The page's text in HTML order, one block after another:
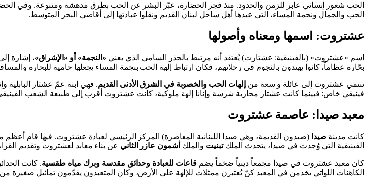
الحب شعور إنساني عابر للزمن والحدود. منذ فجر الحضارة، عبّر البشر عن الحب بطرق مدهشة ومتنوعة. وفي
الحب والجمال ونجمة المساء، التي عبدها أهل ساحل لبنان القديم ونقلوا عبادتها إلى أقاصي البحر المتوسط.
عشتروت: اسمها ومعناه وأصولها
اسم «عشتروت» (بالفينيقية: عشتارت) يُعتقد أنه مرتبط بالجذر السامي الذي يعني «النجمة» أو «الإشراق»، إشارة
بحّارة عظاماً، كانوا يهتدون بالنجوم في رحلاتهم، فكان ارتباط إلهة الحب بنجمة المساء يجعلها حامية للبحارة
تنتمي عشتروت إلى عائلة واسعة من إلهات الحب والخصوبة في الشرق الأدنى القديم. فهي ابنة عمّ عشتار البابلية
فينيقي خاص: فبينما كانت عشتار محاربة شرسة وإنانا إلهة ملوكية، كانت عشتروت أقرب إلى طبيعة الشعب
معبد صيدا: عاصمة عشتروت
كانت مدينة صيدا (صيدون القديمة، وهي صيدا اللبنانية المعاصرة) المركز الرئيسي لعبادة عشتروت. فيها قام
الفينيقية التي وُجدت في صيدا، يتحدث الملكتبنيت والملك أشمون عازر الثاني عن بناء معابد لعشتروت وتقديم
كان معبد عشتروت في صيدا مجمعاً دينياً ضخماً يضم قاعات للعبادة وحدائق مقدسة وبرك مياه طقسية. كانت
الكاهنات اللواتي يخدمن في المعبد كنّ يُعتبرن ممثلات للإلهة على الأرض، وكان المتعبدون يقدّمون تماثيل صغيرة من